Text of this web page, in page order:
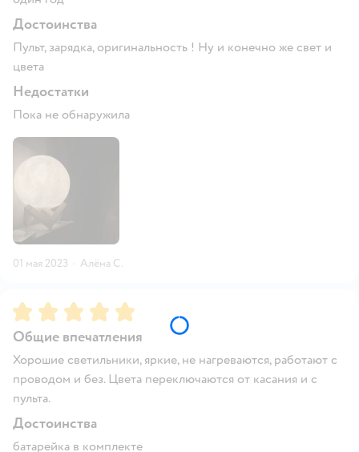
Достоинства
Пульт, зарядка, оригинальность ! Ну и конечно же свет и
цвета
Недостатки
Пока не обнаружила
01 мая 2023 · Алёна С.
Рейтинг:5
Общие впечатления
Хорошие светильники, яркие, не нагреваются, работают с
проводом и без. Цвета переключаются от касания и с
пульта.
Достоинства
батарейка в комплекте